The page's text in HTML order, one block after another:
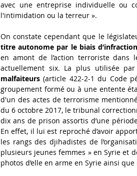
avec une entreprise individuelle ou
l'intimidation ou la terreur ».
On constate cependant que le
titre autonome par le biais
en amont de l’action terroriste dans
actuellement six. La plus utilisée
malfaiteurs (article 422-2-1 du Code
groupement formé ou à une entente
d'un des actes de terrorisme
du 6 octobre 2017, le tribunal
dix ans de prison assortis d’une
En effet, il lui est reproché d’avoir
les rangs des djihadistes de
plusieurs jeunes femmes » en Syrie et
photos d’elle en arme en Syrie ainsi